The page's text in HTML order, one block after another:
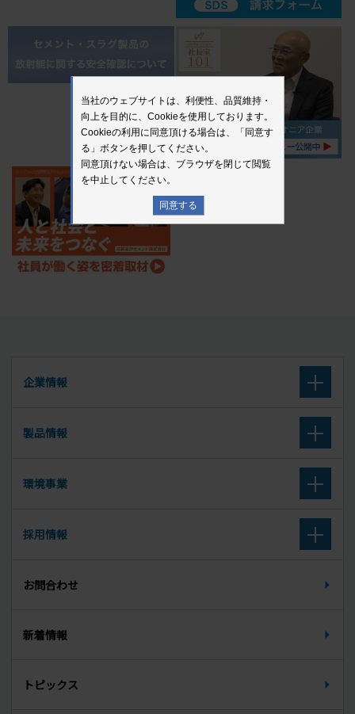
企業情報
企業理念
組織図
所在地
製品情報
高炉セメント
セルフレベリング材
天端材
環境事業
取扱廃棄物
採用情報
新卒募集要項（大学卒・大学院卒）
インターンシップ
お問合わせ
新着情報
トピックス
当社のウェブサイトは、利便性、品質維持・
向上を目的に、Cookieを使用しております。
Cookieの利用に同意頂ける場合は、「同意す
る」ボタンを押してください。
同意頂けない場合は、ブラウザを閉じて閲覧
を中止してください。
同意する